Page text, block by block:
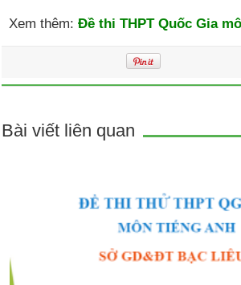
Xem thêm:Đề thi THPT Quốc Gia
Bài viết liên quan